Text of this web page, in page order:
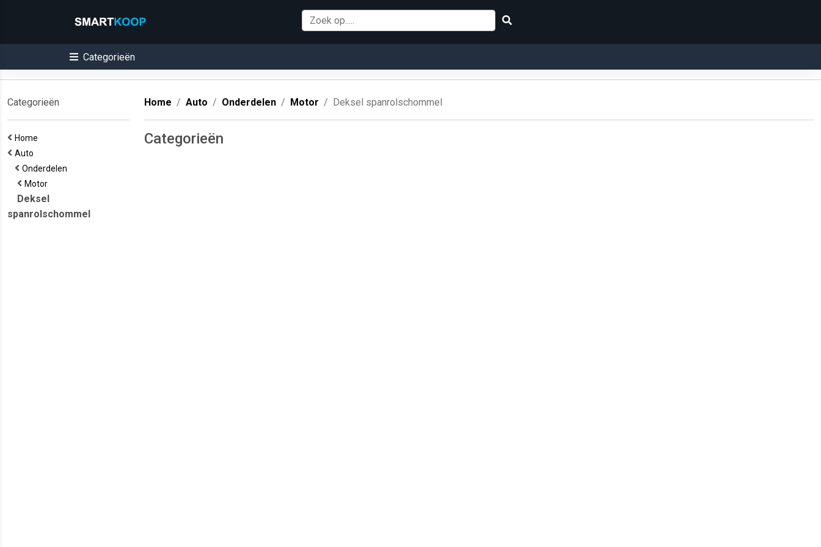
Categorieën
Categorieën
Home
Auto
Onderdelen
Motor
Deksel
spanrolschommel
Home Auto Onderdelen Motor Deksel spanrolschommel
Categorieën